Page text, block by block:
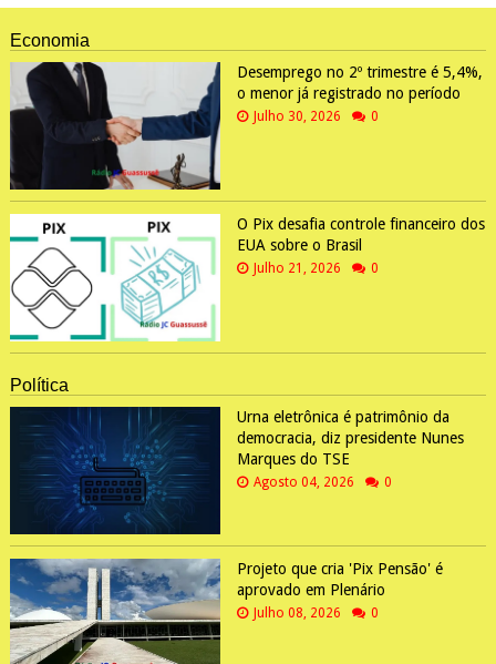
Economia
Desemprego no 2º trimestre é 5,4%,
o menor já registrado no período
Julho 30, 2026 0
O Pix desafia controle financeiro dos
EUA sobre o Brasil
Julho 21, 2026 0
Política
Urna eletrônica é patrimônio da
democracia, diz presidente Nunes
Marques do TSE
Agosto 04, 2026 0
Projeto que cria 'Pix Pensão' é
aprovado em Plenário
Julho 08, 2026 0